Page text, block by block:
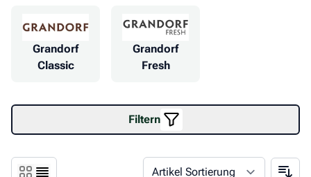
Grandorf
Classic
Grandorf
Fresh
Filtern